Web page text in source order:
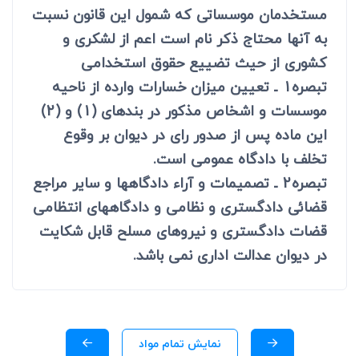
مستخدمان موسساتی که شمول این قانون نسبت
به آنها محتاج ذکر نام است اعم از لشکری و
کشوری از حیث تضییع حقوق استخدامی
تبصره1 ـ تعیین میزان خسارات وارده از ناحیه
موسسات و اشخاص مذکور در بندهای (1) و (2)
این ماده پس از صدور رای در دیوان بر وقوع
تخلف با دادگاه عمومی است.
تبصره2 ـ تصمیمات و آراء دادگاهها و سایر مراجع
قضائی دادگستری و نظامی و دادگاههای انتظامی
قضات دادگستری و نیروهای مسلح قابل شکایت
در دیوان عدالت اداری نمی باشد.
نمایش تمام مواد